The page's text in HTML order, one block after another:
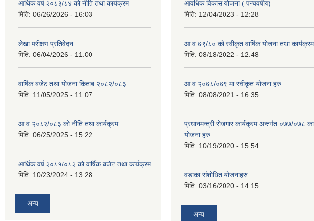
आर्थिक वर्ष २०८३/८४ को नीति तथा कार्यक्रम
मिति: 06/26/2026 - 16:03
लेखा परीक्षण प्रतिवेदन
मिति: 06/04/2026 - 11:00
वार्षिक बजेट तथा योजना किताब २०८२/०८३
मिति: 11/05/2025 - 11:07
आ.व.२०८२/०८३ को नीति तथा कार्यक्रम
मिति: 06/25/2025 - 15:22
आर्थिक वर्ष २०८१/०८२ को वार्षिक बजेट तथा कार्यक्रम
मिति: 10/23/2024 - 13:28
अन्य
आवधिक विकास योजना ( पन्चवर्षीय)
मिति: 12/04/2023 - 12:28
आ व ७९/८० को स्वीकृत वार्षिक योजना तथा कार्यक्रम
मिति: 08/18/2022 - 12:48
आ.व.२०७८/०७९ मा स्वीकृत योजना हरु
मिति: 08/08/2021 - 16:35
प्रधानमन्त्री रोजगार कार्यक्रम अन्तर्गत ०७७/०७८ का
योजना हरु
मिति: 10/19/2020 - 15:54
वडाका संशोधित योजनाहरु
मिति: 03/16/2020 - 14:15
अन्य